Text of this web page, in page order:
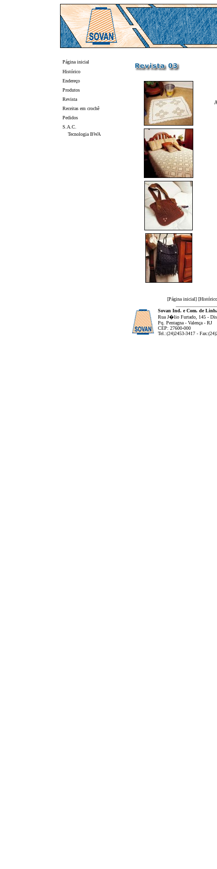
Página inicial
Histórico
Endereço
Produtos
Revista
Receitas em crochê
Pedidos
S.A.C.
Tecnologia BWA
[Página inicial] [Histórico
Sovan Ind. e Com. de
Rua J�lio Furtado, 145 -
Pq. Pentagna - Valença - RJ
CEP: 27600-000
Tel.:(24)2453-3417 -